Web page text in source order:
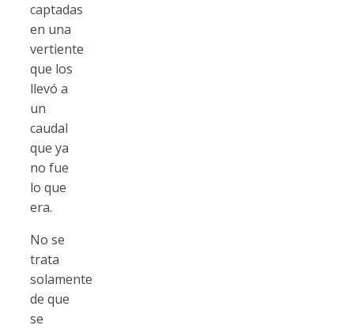
captadas
en una
vertiente
que los
llevó a
un
caudal
que ya
no fue
lo que
era.
No se
trata
solamente
de que
se